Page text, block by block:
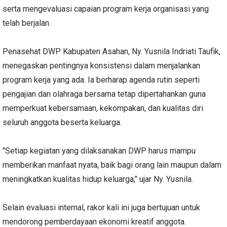
serta mengevaluasi capaian program kerja organisasi yang
telah berjalan.
Penasehat DWP Kabupaten Asahan, Ny. Yusnila Indriati Taufik,
menegaskan pentingnya konsistensi dalam menjalankan
program kerja yang ada. Ia berharap agenda rutin seperti
pengajian dan olahraga bersama tetap dipertahankan guna
memperkuat kebersamaan, kekompakan, dan kualitas diri
seluruh anggota beserta keluarga.
"Setiap kegiatan yang dilaksanakan DWP harus mampu
memberikan manfaat nyata, baik bagi orang lain maupun dalam
meningkatkan kualitas hidup keluarga," ujar Ny. Yusnila.
Selain evaluasi internal, rakor kali ini juga bertujuan untuk
mendorong pemberdayaan ekonomi kreatif anggota.